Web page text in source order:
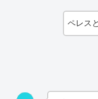
ペレス